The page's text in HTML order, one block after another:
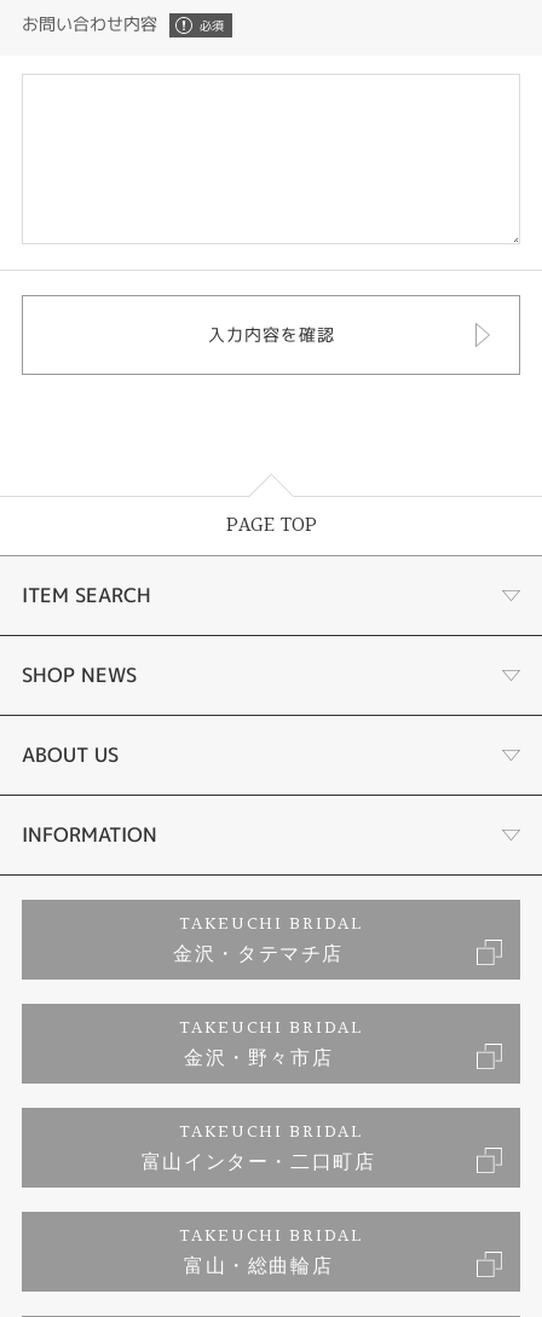
お問い合わせ内容
PAGE TOP
ITEM SEARCH
婚約指輪
結婚指輪
セットリング
婚約ネックレス
ダイヤモンド
ジュエリーリフォーム
SHOP NEWS
選ばれる理由まとめ
お客様の声
プロポーズサポート
ブランドリスト
福井指輪工房｜手作りペアリング
福井指輪工房｜手作り結婚指輪 and 婚約指輪
福井工房｜手作り婚約指輪プロポーズプラン
ABOUT US
会社概要
お客様の声
INFORMATION
プライバシーポリシー
TAKEUCHI BRIDAL
金沢・タテマチ店
TAKEUCHI BRIDAL
金沢・野々市店
TAKEUCHI BRIDAL
富山インター・二口町店
TAKEUCHI BRIDAL
富山・総曲輪店